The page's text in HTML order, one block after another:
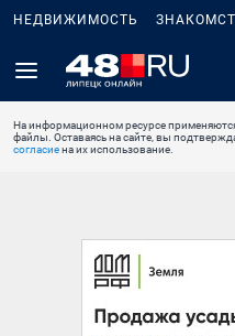
НЕДВИЖИМОСТЬ
На информационном ресурсе
файлы. Оставаясь на сайте, вы
согласиена их использование.